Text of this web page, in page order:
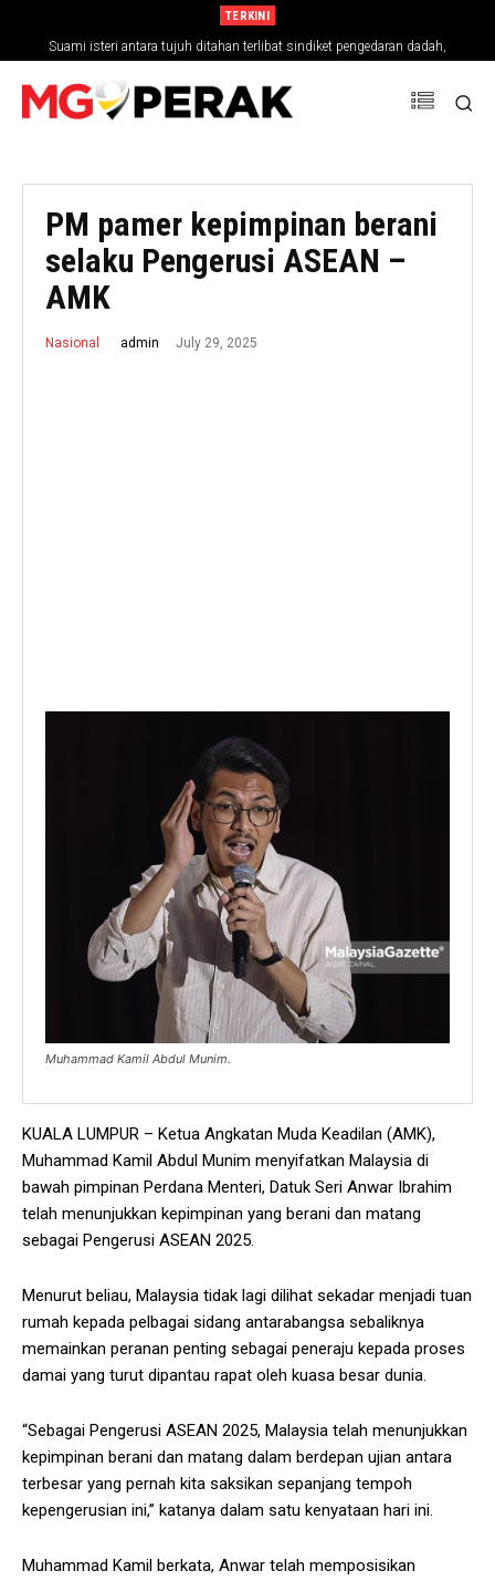
TERKINI
Suami isteri antara tujuh ditahan terlibat sindiket pengedaran dadah,
rampasan RM794,827
PM pamer kepimpinan berani
selaku Pengerusi ASEAN –
AMK
Nasional admin July 29, 2025
Muhammad Kamil Abdul Munim.
KUALA LUMPUR – Ketua Angkatan Muda Keadilan (AMK),
Muhammad Kamil Abdul Munim menyifatkan Malaysia di
bawah pimpinan Perdana Menteri, Datuk Seri Anwar Ibrahim
telah menunjukkan kepimpinan yang berani dan matang
sebagai Pengerusi ASEAN 2025.
Menurut beliau, Malaysia tidak lagi dilihat sekadar menjadi tuan
rumah kepada pelbagai sidang antarabangsa sebaliknya
memainkan peranan penting sebagai peneraju kepada proses
damai yang turut dipantau rapat oleh kuasa besar dunia.
“Sebagai Pengerusi ASEAN 2025, Malaysia telah menunjukkan
kepimpinan berani dan matang dalam berdepan ujian antara
terbesar yang pernah kita saksikan sepanjang tempoh
kepengerusian ini,” katanya dalam satu kenyataan hari ini.
Muhammad Kamil berkata, Anwar telah memposisikan